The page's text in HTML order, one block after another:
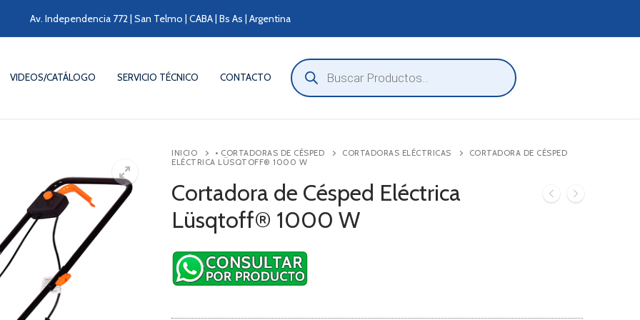
Av. Independencia 772 | San Telmo | CABA | Bs As | Argentina
VIDEOS/CATÁLOGO SERVICIO TÉCNICO CONTACTO
Búsqueda
de
productos
INICIO • CORTADORAS DE CÉSPED CORTADORAS ELÉCTRICAS
CORTADORA DE CÉSPED
ELÉCTRICA LÜSQTOFF® 1000 W
Cortadora de Césped Eléctrica
Lüsqtoff® 1000 W